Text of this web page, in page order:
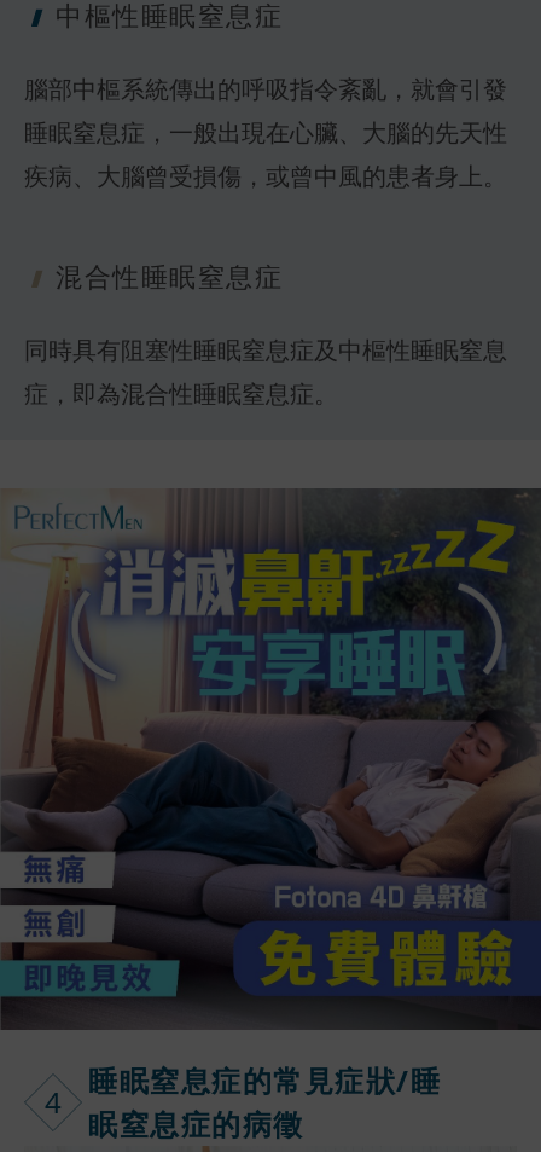
中樞性睡眠窒息症
腦部中樞系統傳出的呼吸指令紊亂，就會引發
睡眠窒息症，一般出現在心臟、大腦的先天性
疾病、大腦曾受損傷，或曾中風的患者身上。
混合性睡眠窒息症
同時具有阻塞性睡眠窒息症及中樞性睡眠窒息
症，即為混合性睡眠窒息症。
4
睡眠窒息症的常見症狀/睡
眠窒息症的病徵